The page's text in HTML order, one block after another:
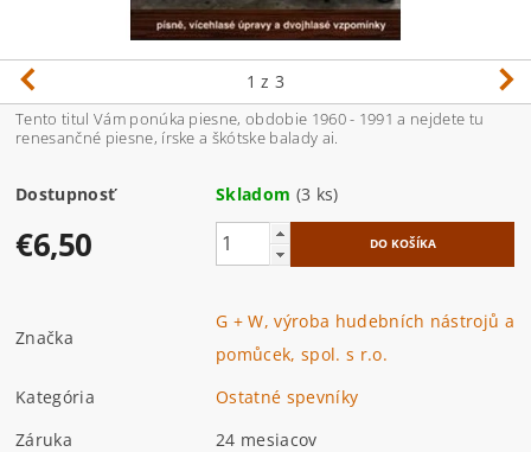
1 z 3
Tento titul Vám ponúka piesne, obdobie 1960 - 1991 a nejdete tu
renesančné piesne, írske a škótske balady ai.
Dostupnosť Skladom (3 ks)
€6,50
Značka
G + W, výroba hudebních nástrojů a
pomůcek, spol. s r.o.
Kategória
Ostatné spevníky
Záruka
24 mesiacov